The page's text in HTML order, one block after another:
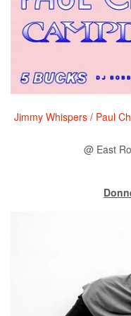
Jimmy Whispers / Paul
@ East